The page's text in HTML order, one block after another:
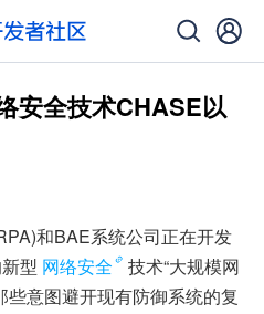
安全技术CHASE以
和BAE系统公司正在开发
型 网络安全
技术“大规模网
意图避开现有防御系统的复